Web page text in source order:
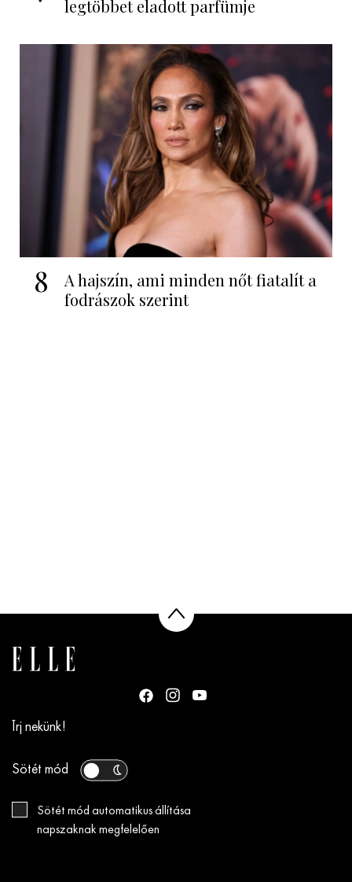
legtöbbet eladott parfümje
8
A hajszín, ami minden nőt fiatalít a
fodrászok szerint
Írj nekünk!
Sötét mód
Sötét mód automatikus állítása
napszaknak megfelelően